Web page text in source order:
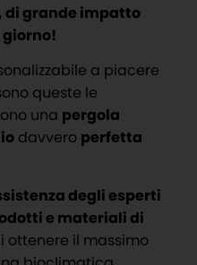
di grande impatto
a piacere
queste le
una pergola
davvero perfetta
degli esperti
e materiali di
ottenere il massimo